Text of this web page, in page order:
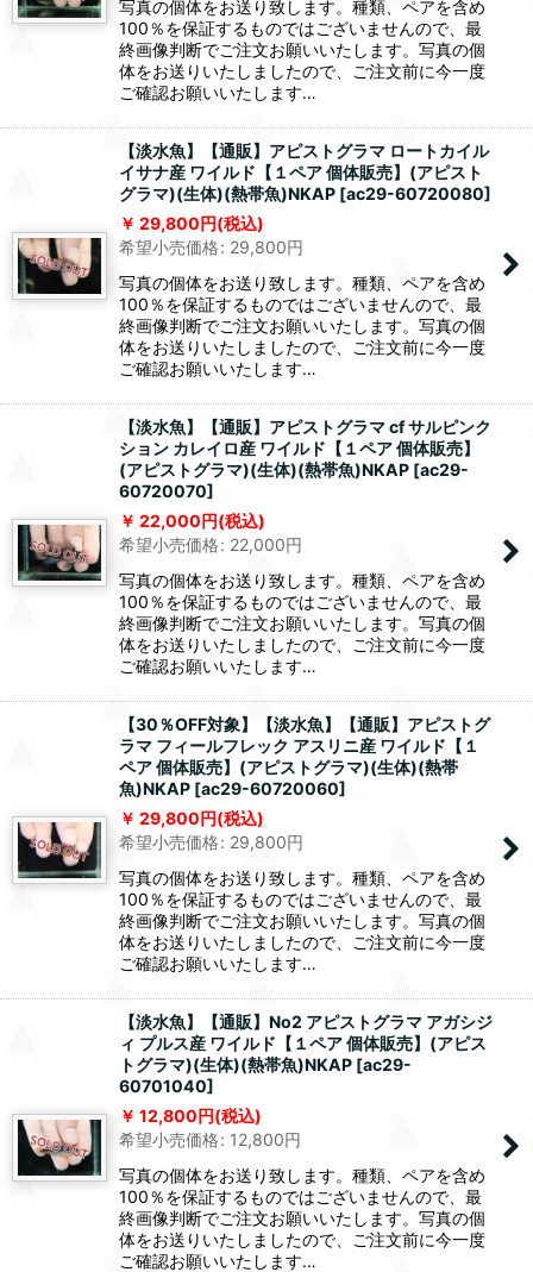
写真の個体をお送り致します。種類、ペアを含め
100％を保証するものではございませんので、最
終画像判断でご注文お願いいたします。写真の個
体をお送りいたしましたので、ご注文前に今一度
ご確認お願いいたします…
【淡水魚】【通販】アピストグラマ ロートカイル
イサナ産 ワイルド【１ペア 個体販売】(アピスト
グラマ)(生体)(熱帯魚)NKAP [ac29-60720080]
29,800円(税込)
希望小売価格: 29,800円
写真の個体をお送り致します。種類、ペアを含め
100％を保証するものではございませんので、最
終画像判断でご注文お願いいたします。写真の個
体をお送りいたしましたので、ご注文前に今一度
ご確認お願いいたします…
【淡水魚】【通販】アピストグラマ cf サルピンク
ション カレイロ産 ワイルド【１ペア 個体販売】
(アピストグラマ)(生体)(熱帯魚)NKAP [ac29-
60720070]
22,000円(税込)
希望小売価格: 22,000円
写真の個体をお送り致します。種類、ペアを含め
100％を保証するものではございませんので、最
終画像判断でご注文お願いいたします。写真の個
体をお送りいたしましたので、ご注文前に今一度
ご確認お願いいたします…
【30％OFF対象】【淡水魚】【通販】アピストグ
ラマ フィールフレック アスリニ産 ワイルド【１
ペア 個体販売】(アピストグラマ)(生体)(熱帯
魚)NKAP [ac29-60720060]
29,800円(税込)
希望小売価格: 29,800円
写真の個体をお送り致します。種類、ペアを含め
100％を保証するものではございませんので、最
終画像判断でご注文お願いいたします。写真の個
体をお送りいたしましたので、ご注文前に今一度
ご確認お願いいたします…
【淡水魚】【通販】No2 アピストグラマ アガシジ
ィ プルス産 ワイルド【１ペア 個体販売】(アピス
トグラマ)(生体)(熱帯魚)NKAP [ac29-
60701040]
12,800円(税込)
希望小売価格: 12,800円
写真の個体をお送り致します。種類、ペアを含め
100％を保証するものではございませんので、最
終画像判断でご注文お願いいたします。写真の個
体をお送りいたしましたので、ご注文前に今一度
ご確認お願いいたします…